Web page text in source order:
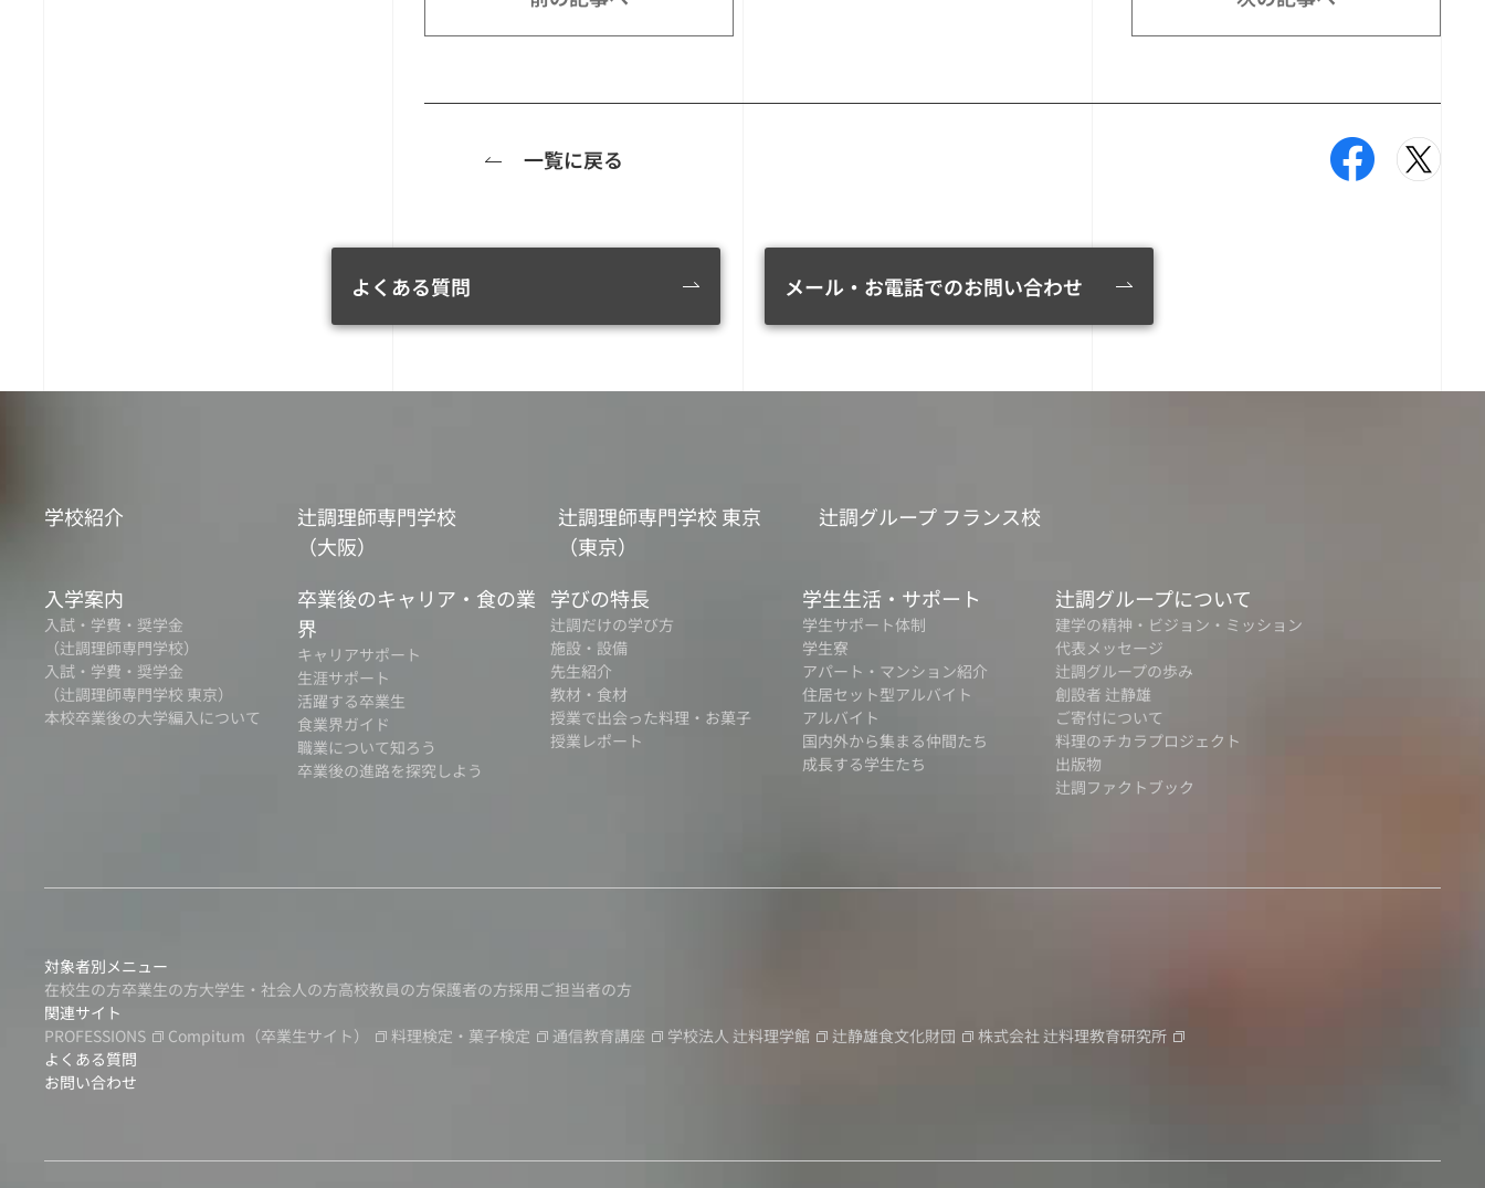
一覧に戻る
よくある質問 メール・お電話でのお問い合わせ
学校紹介
辻調理師専門学校
（大阪）
辻調理師専門学校 東京
（東京）
辻調グループ フランス校
入学案内
入試・学費・奨学金
（辻調理師専門学校）
入試・学費・奨学金
（辻調理師専門学校 東京）
本校卒業後の大学編入について
卒業後のキャリア・食の業
界
キャリアサポート
生涯サポート
活躍する卒業生
食業界ガイド
職業について知ろう
卒業後の進路を探究しよう
学びの特長
辻調だけの学び方
施設・設備
先生紹介
教材・食材
授業で出会った料理・お菓子
授業レポート
学生生活・サポート
学生サポート体制
学生寮
アパート・マンション紹介
住居セット型アルバイト
アルバイト
国内外から集まる仲間たち
成長する学生たち
辻調グループについて
建学の精神・ビジョン・ミッション
代表メッセージ
辻調グループの歩み
創設者 辻静雄
ご寄付について
料理のチカラプロジェクト
出版物
辻調ファクトブック
対象者別メニュー
在校生の方卒業生の方大学生・社会人の方高校教員の方保護者の方採用ご担当者の方
関連サイト
PROFESSIONS
Compitum （卒業生サイト） 料理検定・菓子検定 通信教育講座 学校法人 辻料理学館 辻静雄食文化財団 株式会社 辻料理教育研究所
よくある質問
お問い合わせ